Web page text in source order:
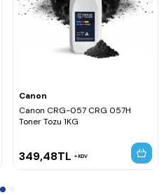
Canon
Canon CRG-057 CRG 057H
Toner Tozu 1KG
349,48TL KDV